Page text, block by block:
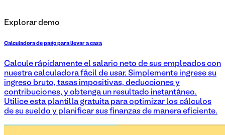
Explorar demo
Calculadora de pago para llevar a casa
Calcule rápidamente el salario neto de sus empleados con
nuestra calculadora fácil de usar. Simplemente ingrese su
ingreso bruto, tasas impositivas, deducciones y
contribuciones, y obtenga un resultado instantáneo.
Utilice esta plantilla gratuita para optimizar los cálculos
de su sueldo y planificar sus finanzas de manera eficiente.